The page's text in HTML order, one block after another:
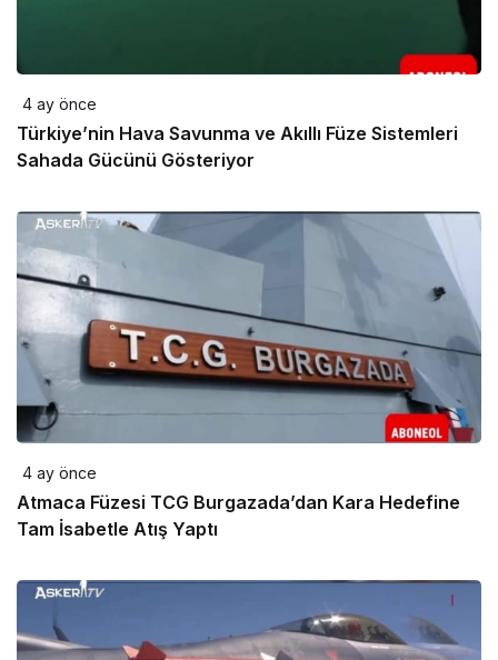
4 ay önce
Türkiye’nin Hava Savunma ve Akıllı Füze Sistemleri
Sahada Gücünü Gösteriyor
4 ay önce
Atmaca Füzesi TCG Burgazada’dan Kara Hedefine
Tam İsabetle Atış Yaptı